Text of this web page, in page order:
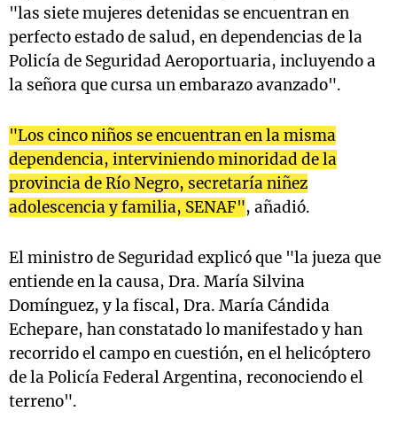
"las siete mujeres detenidas se encuentran en
perfecto estado de salud, en dependencias de la
Policía de Seguridad Aeroportuaria, incluyendo a
la señora que cursa un embarazo avanzado".
"Los cinco niños se encuentran en la misma
dependencia, interviniendo minoridad de la
provincia de Río Negro, secretaría niñez
adolescencia y familia, SENAF", añadió.
El ministro de Seguridad explicó que "la jueza que
entiende en la causa, Dra. María Silvina
Domínguez, y la fiscal, Dra. María Cándida
Echepare, han constatado lo manifestado y han
recorrido el campo en cuestión, en el helicóptero
de la Policía Federal Argentina, reconociendo el
terreno".